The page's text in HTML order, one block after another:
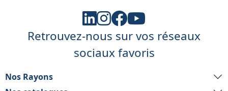
Retrouvez-nous sur vos réseaux
sociaux favoris
Nos Rayons